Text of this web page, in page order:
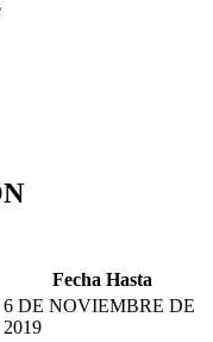
Fecha Hasta
6 DE NOVIEMBRE DE
2019